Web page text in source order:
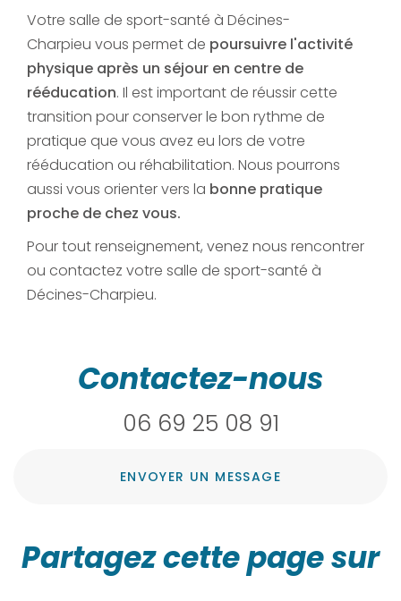
Votre salle de sport-santé à Décines-
Charpieu vous permet de poursuivre l'activité
physique après un séjour en centre de
rééducation. Il est important de réussir cette
transition pour conserver le bon rythme de
pratique que vous avez eu lors de votre
rééducation ou réhabilitation. Nous pourrons
aussi vous orienter vers la bonne pratique
proche de chez vous.
Pour tout renseignement, venez nous rencontrer
ou contactez votre salle de sport-santé à
Décines-Charpieu.
Contactez-nous
06 69 25 08 91
ENVOYER UN MESSAGE
Partagez cette page sur